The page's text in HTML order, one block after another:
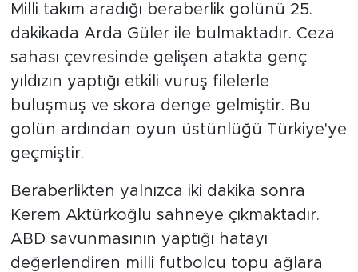
Milli takım aradığı beraberlik golünü 25.
dakikada Arda Güler ile bulmaktadır. Ceza
sahası çevresinde gelişen atakta genç
yıldızın yaptığı etkili vuruş filelerle
buluşmuş ve skora denge gelmiştir. Bu
golün ardından oyun üstünlüğü Türkiye'ye
geçmiştir.
Beraberlikten yalnızca iki dakika sonra
Kerem Aktürkoğlu sahneye çıkmaktadır.
ABD savunmasının yaptığı hatayı
değerlendiren milli futbolcu topu ağlara